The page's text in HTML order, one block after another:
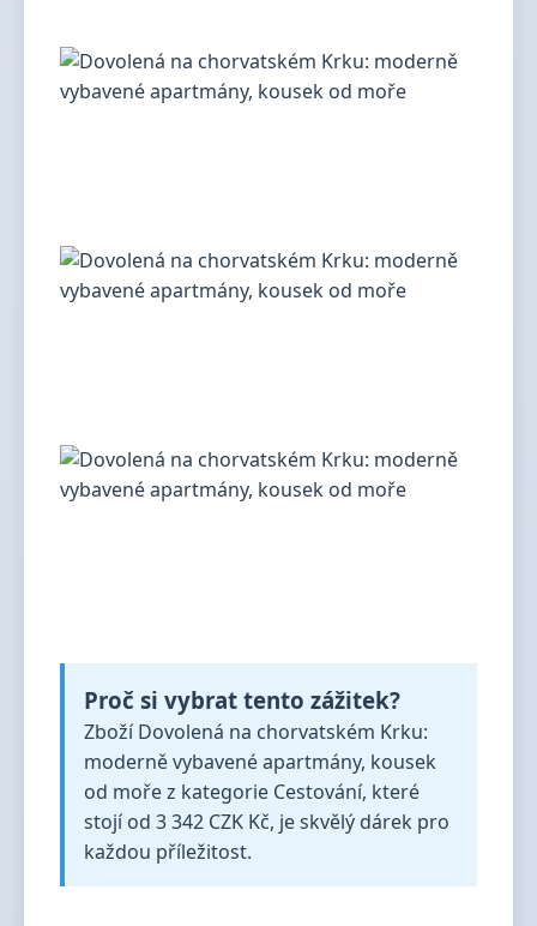
Proč si vybrat tento zážitek?
Zboží Dovolená na chorvatském Krku:
moderně vybavené apartmány, kousek
od moře z kategorie Cestování, které
stojí od 3 342 CZK Kč, je skvělý dárek pro
každou příležitost.